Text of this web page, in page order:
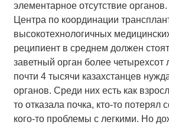
элементарное отсутствие
Центра по координации
высокотехнологичных
реципиент в среднем должен
заветный орган более четырехсот
почти 4 тысячи казахстанцев
органов. Среди них есть как
то отказала почка, кто-то потерял
кого-то проблемы с легкими. Но